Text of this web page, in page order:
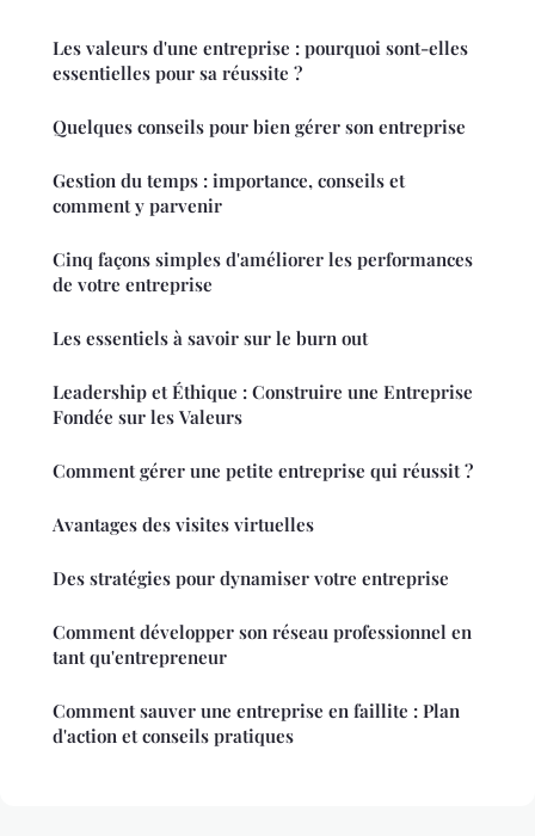
Les valeurs d'une entreprise : pourquoi sont-elles
essentielles pour sa réussite ?
Quelques conseils pour bien gérer son entreprise
Gestion du temps : importance, conseils et
comment y parvenir
Cinq façons simples d'améliorer les performances
de votre entreprise
Les essentiels à savoir sur le burn out
Leadership et Éthique : Construire une Entreprise
Fondée sur les Valeurs
Comment gérer une petite entreprise qui réussit ?
Avantages des visites virtuelles
Des stratégies pour dynamiser votre entreprise
Comment développer son réseau professionnel en
tant qu'entrepreneur
Comment sauver une entreprise en faillite : Plan
d'action et conseils pratiques